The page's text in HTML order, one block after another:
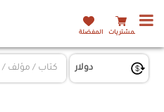
المشتريات المفضلة